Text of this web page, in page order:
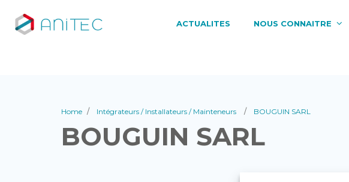
ACTUALITES NOUS CONNAITRE
Home Intégrateurs / Installateurs / Mainteneurs BOUGUIN SARL
BOUGUIN SARL